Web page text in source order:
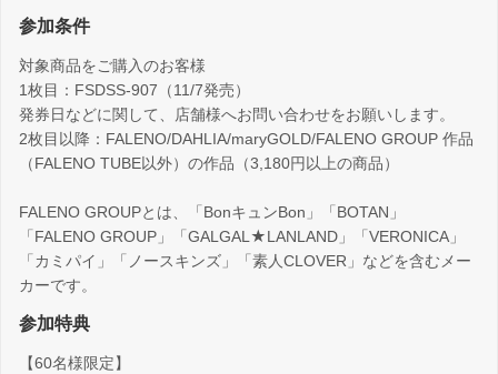
参加条件
対象商品をご購入のお客様
1枚目：FSDSS-907（11/7発売）
発券日などに関して、店舗様へお問い合わせをお願いします。
2枚目以降：FALENO/DAHLIA/maryGOLD/FALENO GROUP 作品
（FALENO TUBE以外）の作品（3,180円以上の商品）
FALENO GROUPとは、「BonキュンBon」「BOTAN」
「FALENO GROUP」「GALGAL★LANLAND」「VERONICA」
「カミパイ」「ノースキンズ」「素人CLOVER」などを含むメー
カーです。
参加特典
【60名様限定】